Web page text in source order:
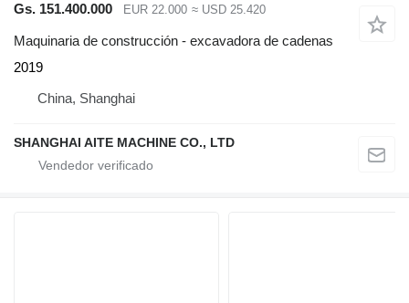
Gs. 151.400.000
EUR 22.000 ≈ USD 25.420
Maquinaria de construcción - excavadora de cadenas
2019
China, Shanghai
SHANGHAI AITE MACHINE CO., LTD